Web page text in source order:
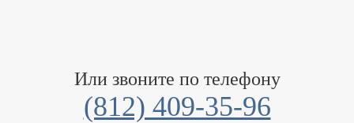
Или звоните по телефону
(812) 409-35-96